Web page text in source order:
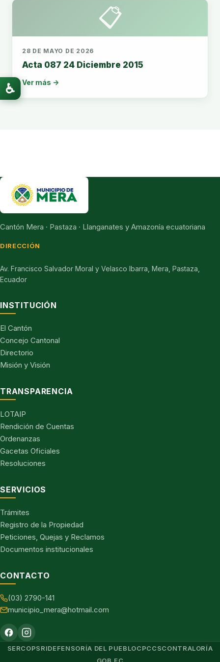
📋
28 DE MAYO DE 2026
Acta 087 24 Diciembre 2015
Ver más →
Cantón Mera · Pastaza · Llanganates y Amazonía ecuatoriana
DIRECCIÓN
Av. Francisco Salvador Moral y Velasco Ibarra, Mera, Pastaza,
Ecuador
INSTITUCIÓN
El Cantón
Concejo Cantonal
Directorio
Misión y Visión
TRANSPARENCIA
LOTAIP
Rendición de Cuentas
Ordenanzas
Gacetas Oficiales
Resoluciones
SERVICIOS
Trámites
Registro de la Propiedad
Peticiones, Quejas y Reclamos
Documentos institucionales
CONTACTO
(03) 2790-141
municipio_mera@hotmail.com
SERCOPSRIDEFENSORÍA DEL PUEBLOCPCCSCONTRALORÍA
♿